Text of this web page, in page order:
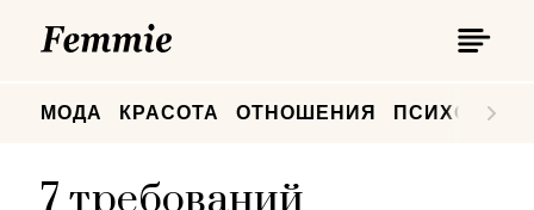
МОДА КРАСОТА ОТНОШЕНИЯ